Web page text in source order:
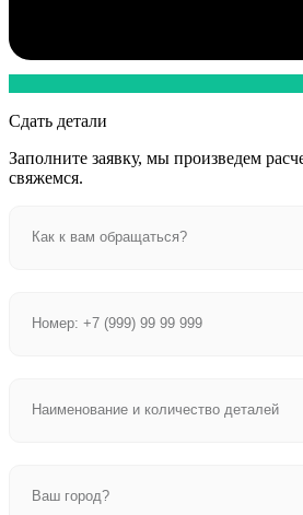
Сдать детали
Заполните заявку, мы произведем
свяжемся.